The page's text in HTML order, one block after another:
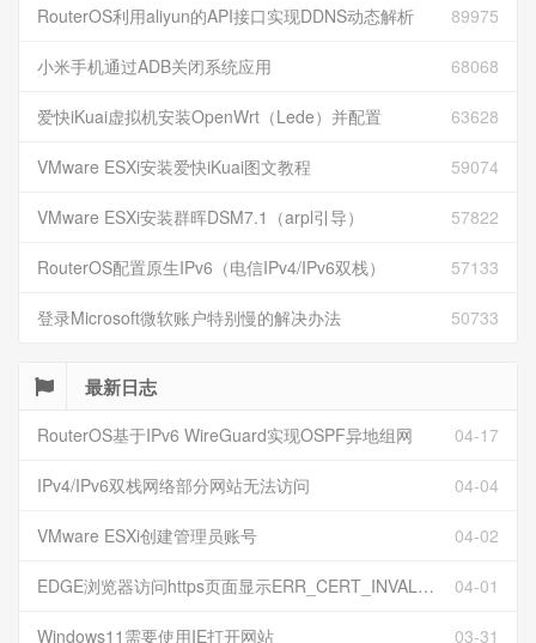
89975
RouterOS利用aliyun的API接口实现DDNS动态解析
68068
小米手机通过ADB关闭系统应用
63628
爱快iKuai虚拟机安装OpenWrt（Lede）并配置
59074
VMware ESXi安装爱快iKuai图文教程
57822
VMware ESXi安装群晖DSM7.1（arpl引导）
57133
RouterOS配置原生IPv6（电信IPv4/IPv6双栈）
50733
登录Microsoft微软账户特别慢的解决办法
最新日志
04-17
RouterOS基于IPv6 WireGuard实现OSPF异地组网
04-04
IPv4/IPv6双栈网络部分网站无法访问
04-02
VMware ESXi创建管理员账号
04-01
EDGE浏览器访问https页面显示ERR_CERT_INVALID且无法跳过继续访问
03-31
Windows11需要使用IE打开网站